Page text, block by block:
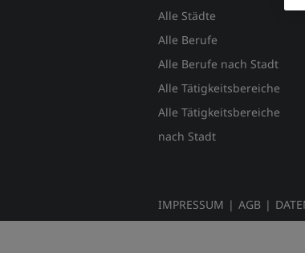
Alle Städte
Alle Berufe
Alle Berufe nach Stadt
Alle Tätigkeitsbereiche
Alle Tätigkeitsbereiche
nach Stadt
IMPRESSUM | AGB |